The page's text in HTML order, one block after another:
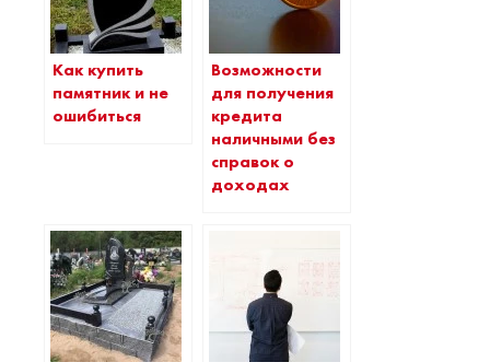
Как купить
памятник и не
ошибиться
Возможности
для получения
кредита
наличными без
справок о
доходах